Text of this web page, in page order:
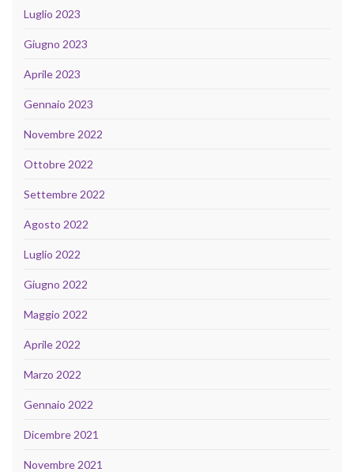
Luglio 2023
Giugno 2023
Aprile 2023
Gennaio 2023
Novembre 2022
Ottobre 2022
Settembre 2022
Agosto 2022
Luglio 2022
Giugno 2022
Maggio 2022
Aprile 2022
Marzo 2022
Gennaio 2022
Dicembre 2021
Novembre 2021